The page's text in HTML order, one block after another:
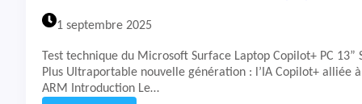
6
6
-
5
m
a
w
n
1 septembre 2025
Test technique du Microsoft Surface Laptop Copilot+ PC 13”
Plus Ultraportable nouvelle génération : l’IA Copilot+ alliée
ARM Introduction Le…